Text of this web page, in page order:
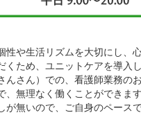
性や生活リズムを大切にし、
くため、ユニットケアを導入
んさん）での、看護師業務の
、無理なく働くことができま
が無いので、ご自身のペース